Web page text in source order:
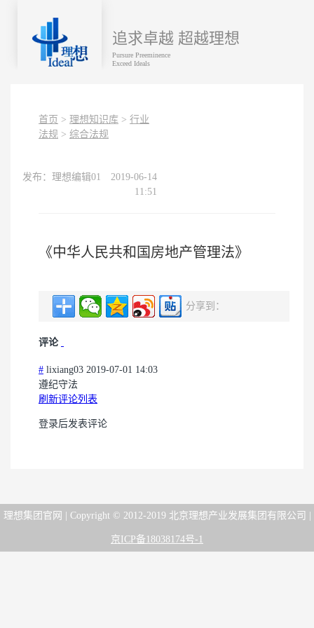
追求卓越 超越理想
Pursure Preeminence
Exceed Ideals
首页 > 理想知识库 > 行业
法规 > 综合法规
发布：理想编辑01
2019-06-14
11:51
《中华人民共和国房地产管理法》
分享到：
评论
# lixiang03 2019-07-01 14:03
遵纪守法
刷新评论列表
登录后发表评论
理想集团官网 | Copyright © 2012-2019 北京理想产业发展集团有限公司 |
京ICP备18038174号-1